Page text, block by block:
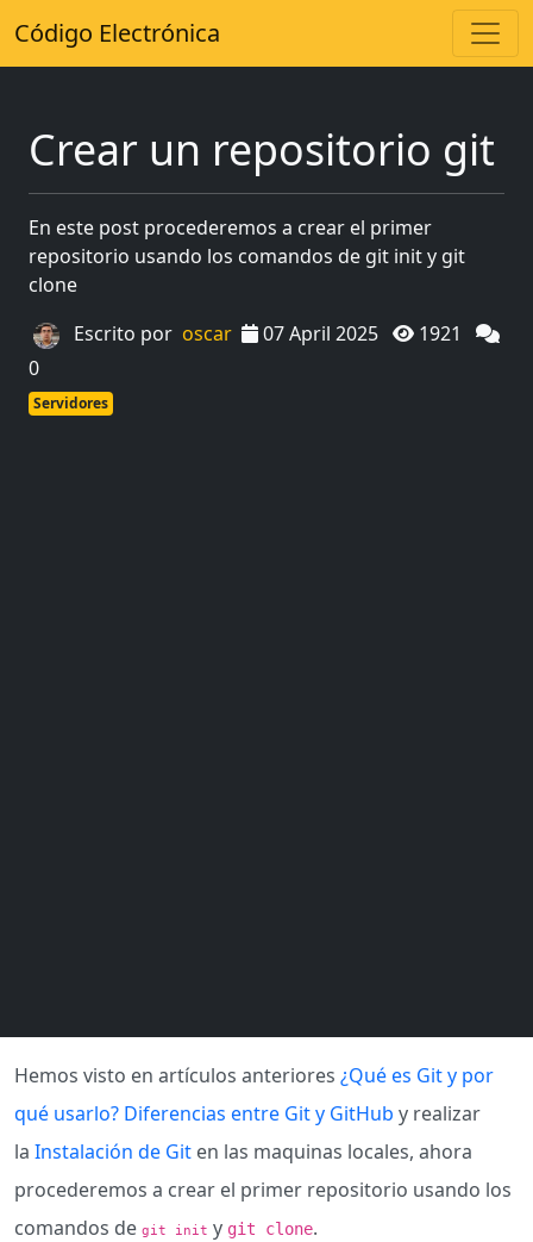
Código Electrónica
Crear un repositorio git
En este post procederemos a crear el primer
repositorio usando los comandos de git init y git
clone
Escrito por oscar 07 April 2025
1921
0
Servidores
Hemos visto en artículos anteriores ¿Qué es Git y por
qué usarlo? Diferencias entre Git y GitHub y realizar
la Instalación de Git en las maquinas locales, ahora
procederemos a crear el primer repositorio usando los
comandos de git init y git clone.